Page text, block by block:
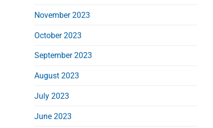
November 2023
October 2023
September 2023
August 2023
July 2023
June 2023